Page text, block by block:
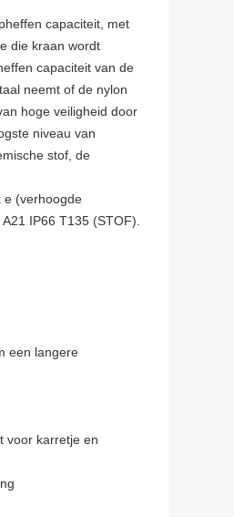
capaciteit, met
die kraan wordt
capaciteit van de
neemt of de nylon
hoge veiligheid door
niveau van
stof, de
e (verhoogde
IP66 T135 (STOF).
een langere
voor karretje en